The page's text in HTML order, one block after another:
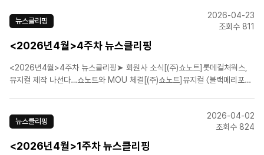
확정…티파니 영→정진운 출연 ..
뉴스클리핑
2026-04-23
조회수 811
<2026년4월>4주차 뉴스클리핑
<2026년4월>4주차 뉴스클리핑➤ 회원사 소식[(주)쇼노트]롯데컬처웍스,
뮤지컬 제작 나선다…쇼노트와 MOU 체결[(주)쇼노트]뮤지컬 〈블랙메리포핀
년 만의 귀환…"Kon·김종구·김경수·황민..
뉴스클리핑
2026-04-02
조회수 824
<2026년4월>1주차 뉴스클리핑